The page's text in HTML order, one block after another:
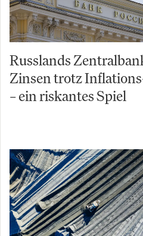
Russlands
Zinsen trotz
– ein riskantes Spiel